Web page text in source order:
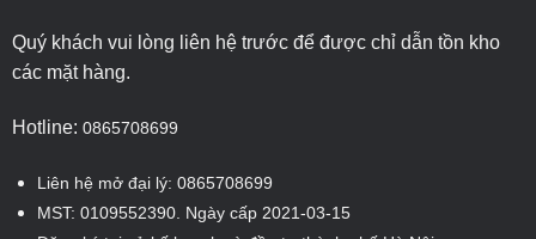
Quý khách vui lòng liên hệ trước để được chỉ dẫn tồn kho
các mặt hàng.
Hotline: 0865708699
Liên hệ mở đại lý: 0865708699
MST: 0109552390. Ngày cấp 2021-03-15